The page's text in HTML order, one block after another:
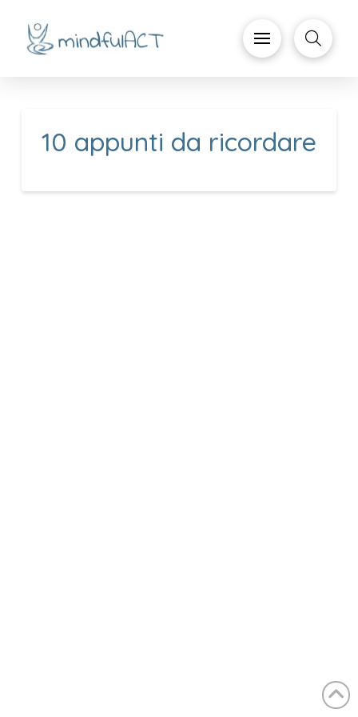
10 appunti da ricordare